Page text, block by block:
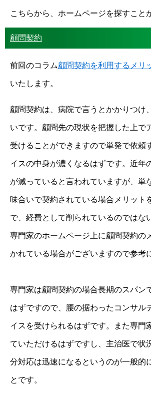
こちらから、ホームページを探すこと
顧問契約
前回のコラム顧問契約を利用するメリ
いたします。
顧問契約は、病院で言うとかかりつけ
いです。顧問先の現状を把握した上で
受けることができますので単発で依頼
イスの中身が濃くなるはずです。近年
が減っていると言われていますが、単
味合いで契約されている場合メリット
で、経費として削られているのではな
専門家のホームページ上に顧問契約の
かれている場合がございますので参考
専門家は顧問契約の場合長期のスパン
はずですので、腰の据わったコンサル
イスを受けられるはずです。また専門
ていただけるはずですし、主治医で状
分対応は迅速になるというのが一般的
とです。